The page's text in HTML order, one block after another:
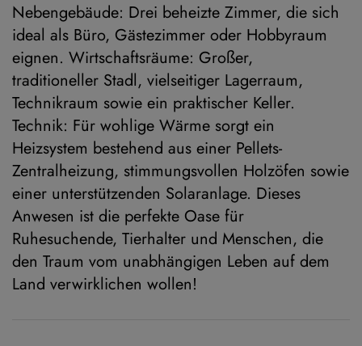
Nebengebäude: Drei beheizte Zimmer, die sich
ideal als Büro, Gästezimmer oder Hobbyraum
eignen. Wirtschaftsräume: Großer,
traditioneller Stadl, vielseitiger Lagerraum,
Technikraum sowie ein praktischer Keller.
Technik: Für wohlige Wärme sorgt ein
Heizsystem bestehend aus einer Pellets-
Zentralheizung, stimmungsvollen Holzöfen sowie
einer unterstützenden Solaranlage. Dieses
Anwesen ist die perfekte Oase für
Ruhesuchende, Tierhalter und Menschen, die
den Traum vom unabhängigen Leben auf dem
Land verwirklichen wollen!